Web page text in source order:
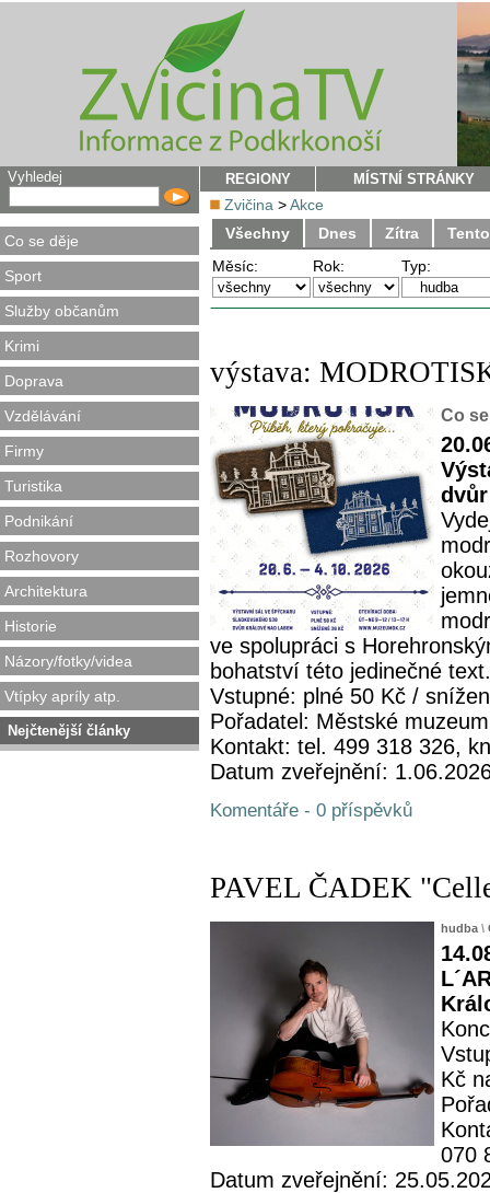
Vyhledej
Co se děje
Sport
Služby občanům
Krimi
Doprava
Vzdělávání
Firmy
Turistika
Podnikání
Rozhovory
Architektura
Historie
Názory/fotky/videa
Vtípky apríly atp.
Nejčtenější články
REGIONY MÍSTNÍ STRÁNKY
Zvičina >Akce
Všechny
Dnes Zítra
Měsíc:
Rok: Typ:
výstava:
Co
dvůr
ve spolupráci s
bohatství této jedinečné
Vstupné: plné 50 Kč /
Pořadatel: Městské
Kontakt: tel. 499 318 326,
Datum zveřejnění:
Komentáře - 0 příspěvků
PAVEL ČADEK
hudba \
Kč
070
Datum zveřejnění: